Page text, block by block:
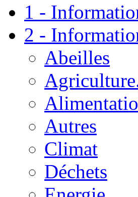
1 -
2 -
Abeilles
Autres
Climat
Déchets